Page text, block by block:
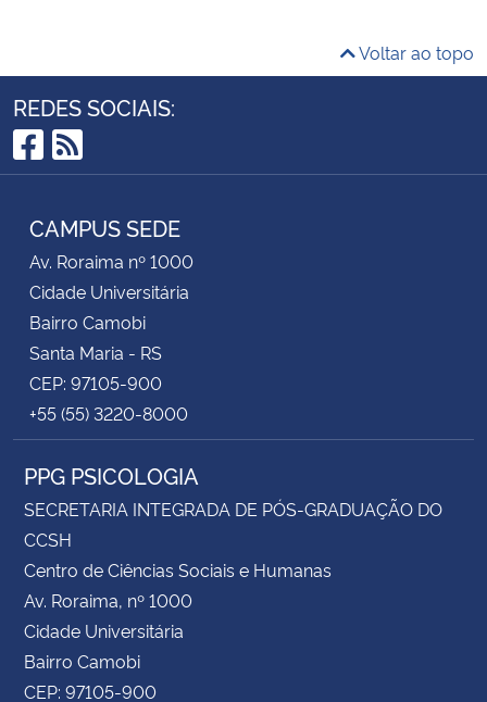
Voltar ao topo
REDES SOCIAIS:
Facebook
RSS
CAMPUS SEDE
Av. Roraima nº 1000
Cidade Universitária
Bairro Camobi
Santa Maria - RS
CEP: 97105-900
+55 (55) 3220-8000
PPG PSICOLOGIA
SECRETARIA INTEGRADA DE PÓS-GRADUAÇÃO DO
CCSH
Centro de Ciências Sociais e Humanas
Av. Roraima, nº 1000
Cidade Universitária
Bairro Camobi
CEP: 97105-900